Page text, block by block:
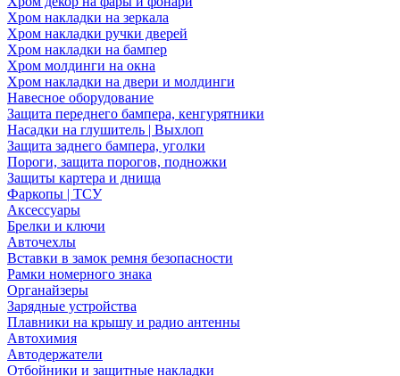
Хром накладки на зеркала
Хром накладки ручки дверей
Хром накладки на бампер
Хром молдинги на окна
Хром накладки на двери и молдинги
Навесное оборудование
Защита переднего бампера, кенгурятники
Насадки на глушитель | Выхлоп
Защита заднего бампера, уголки
Пороги, защита порогов, подножки
Защиты картера и днища
Фаркопы | ТСУ
Аксессуары
Брелки и ключи
Авточехлы
Вставки в замок ремня безопасности
Рамки номерного знака
Органайзеры
Зарядные устройства
Плавники на крышу и радио антенны
Автохимия
Автодержатели
Отбойники и защитные накладки